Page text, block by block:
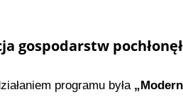
gospodarstw
programu była